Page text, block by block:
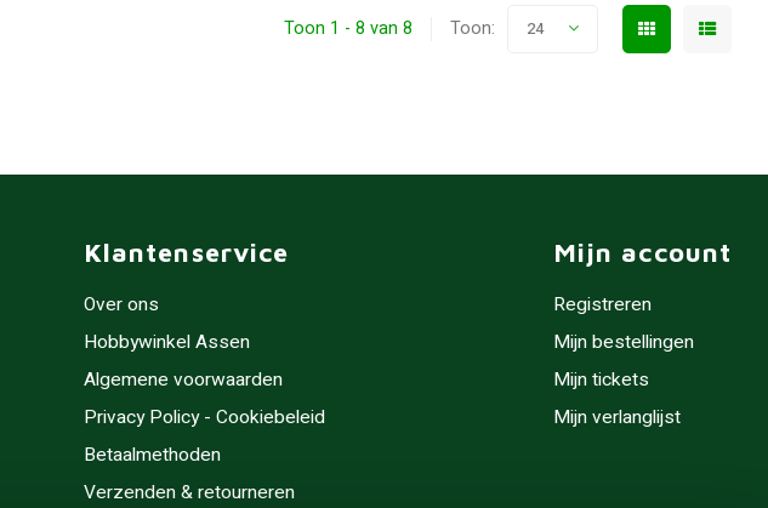
Toon 1 - 8 van 8 Toon: 24
Klantenservice
Over ons
Hobbywinkel Assen
Algemene voorwaarden
Privacy Policy - Cookiebeleid
Betaalmethoden
Verzenden & retourneren
Mijn account
Registreren
Mijn bestellingen
Mijn tickets
Mijn verlanglijst